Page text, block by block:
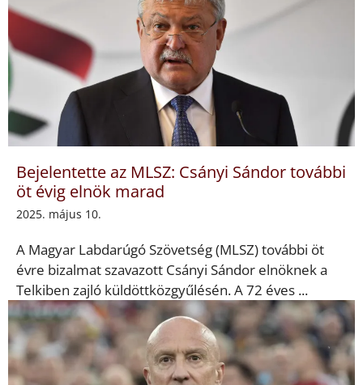
Bejelentette az MLSZ: Csányi Sándor további
öt évig elnök marad
2025. május 10.
A Magyar Labdarúgó Szövetség (MLSZ) további öt
évre bizalmat szavazott Csányi Sándor elnöknek a
Telkiben zajló küldöttközgyűlésén. A 72 éves ...